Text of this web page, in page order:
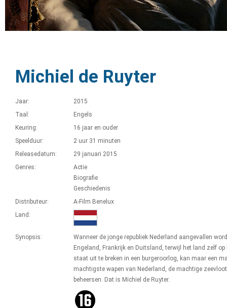
Michiel de Ruyter
Jaar:
2015
Taal:
Engels
Keuring:
16 jaar en ouder
Speelduur:
2 uur 31 minuten
Releasedatum:
29 januari 2015
Genres:
Actie
Biografie
Geschiedenis
Distributeur:
A-Film Benelux
Land:
Synopsis:
Wanneer de jonge republiek Nederland aangevallen
Engeland, Frankrijk en Duitsland, terwijl het land zelf op
staat uit te breken in een burgeroorlog, kan maar een
machtigste wapen van Nederland, de machtige
beheersen. Dat is Michiel de Ruyter.